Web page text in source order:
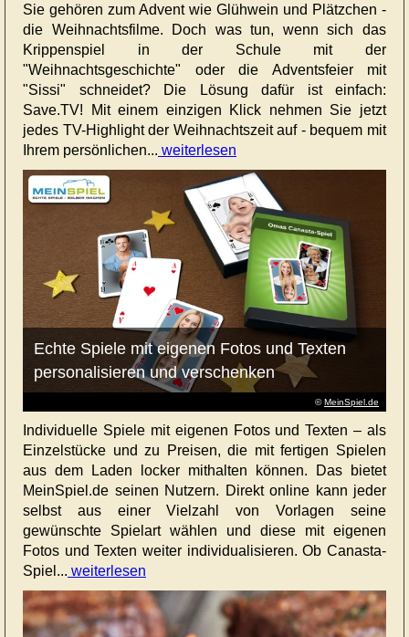
Sie gehören zum Advent wie Glühwein und Plätzchen -
die Weihnachtsfilme. Doch was tun, wenn sich das
Krippenspiel in der Schule mit der
"Weihnachtsgeschichte" oder die Adventsfeier mit
"Sissi" schneidet? Die Lösung dafür ist einfach:
Save.TV! Mit einem einzigen Klick nehmen Sie jetzt
jedes TV-Highlight der Weihnachtszeit auf - bequem mit
Ihrem persönlichen... weiterlesen
©MeinSpiel.de
Echte Spiele mit eigenen Fotos und Texten
personalisieren und verschenken
Individuelle Spiele mit eigenen Fotos und Texten – als
Einzelstücke und zu Preisen, die mit fertigen Spielen
aus dem Laden locker mithalten können. Das bietet
MeinSpiel.de seinen Nutzern. Direkt online kann jeder
selbst aus einer Vielzahl von Vorlagen seine
gewünschte Spielart wählen und diese mit eigenen
Fotos und Texten weiter individualisieren. Ob Canasta-
Spiel... weiterlesen